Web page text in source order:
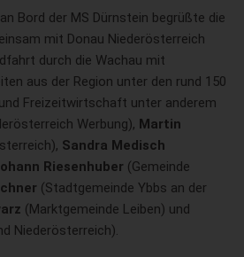
Bord der MS Dürnstein begrüßte die
mit Donau Niederösterreich
durch die Wachau mit
aus der Region unter den rund 150
Freizeitwirtschaft unter anderem
Werbung), Martin
Sandra Medisch
Riesenhuber (Gemeinde
(Stadtgemeinde Ybbs an der
(Marktgemeinde Leiben) und
Niederösterreich).